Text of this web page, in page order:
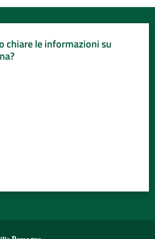
chiare le informazioni su